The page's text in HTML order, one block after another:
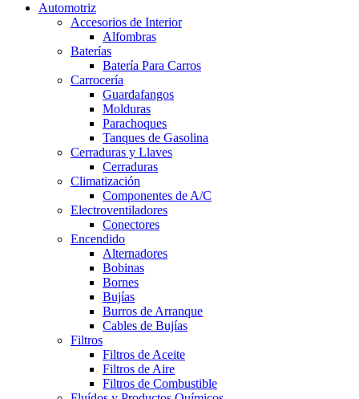
Automotriz
Accesorios de Interior
Alfombras
Baterías
Batería Para Carros
Carrocería
Guardafangos
Molduras
Parachoques
Tanques de Gasolina
Cerraduras y Llaves
Cerraduras
Climatización
Componentes de A/C
Electroventiladores
Conectores
Encendido
Alternadores
Bobinas
Bornes
Bujías
Burros de Arranque
Cables de Bujías
Filtros
Filtros de Aceite
Filtros de Aire
Filtros de Combustible